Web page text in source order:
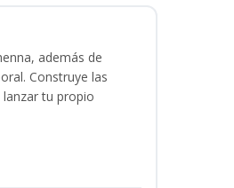
además de
Construye las
tu propio